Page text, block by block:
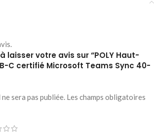
laisser votre avis sur “POLY Haut-
C certifié Microsoft Teams Sync 40-
sera pas publiée. Les champs obligatoires